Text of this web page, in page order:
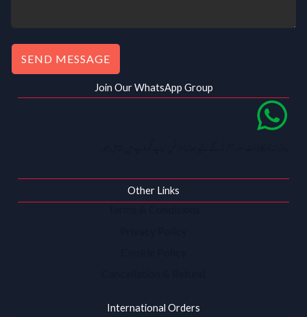
SEND MESSAGE
Join Our WhatsApp Group
Other Links
International Orders